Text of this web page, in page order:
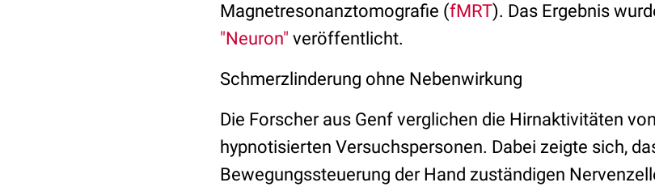
Magnetresonanztomografie (fMRT). Das Ergebnis
"Neuron" veröffentlicht.
Schmerzlinderung ohne Nebenwirkung
Die Forscher aus Genf verglichen die Hirnaktivitäten
hypnotisierten Versuchspersonen. Dabei zeigte sich,
Bewegungssteuerung der Hand zuständigen